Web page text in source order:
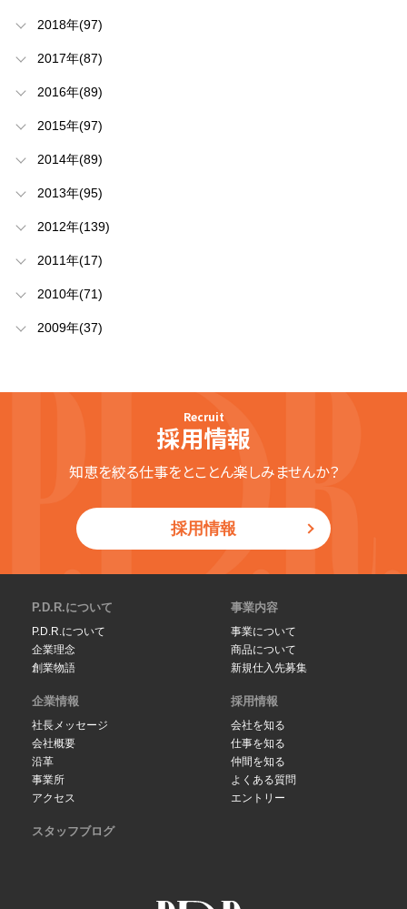
2018年(97)
2017年(87)
2016年(89)
2015年(97)
2014年(89)
2013年(95)
2012年(139)
2011年(17)
2010年(71)
2009年(37)
Recruit
採用情報
知恵を絞る仕事をとことん楽しみませんか？
採用情報
P.D.R.について
P.D.R.について
企業理念
創業物語
事業内容
事業について
商品について
新規仕入先募集
企業情報
社長メッセージ
会社概要
沿革
事業所
アクセス
採用情報
会社を知る
仕事を知る
仲間を知る
よくある質問
エントリー
スタッフブログ